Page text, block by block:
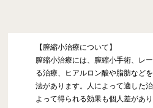
【膣縮小治療について】
膣縮小治療には、膣縮小手術、レ
る治療、ヒアルロン酸や脂肪など
法があります。人によって適した
よって得られる効果も個人差があり